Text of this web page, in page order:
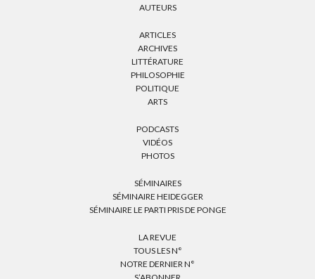
AUTEURS
ARTICLES
ARCHIVES
LITTÉRATURE
PHILOSOPHIE
POLITIQUE
ARTS
PODCASTS
VIDÉOS
PHOTOS
SÉMINAIRES
SÉMINAIRE HEIDEGGER
SÉMINAIRE LE PARTI PRIS DE PONGE
LA REVUE
TOUS LES N°
NOTRE DERNIER N°